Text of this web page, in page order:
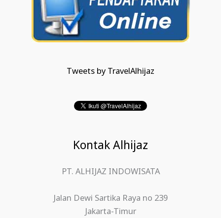
Tweets by TravelAlhijaz
Kontak Alhijaz
PT. ALHIJAZ INDOWISATA
Jalan Dewi Sartika Raya no 239
Jakarta-Timur